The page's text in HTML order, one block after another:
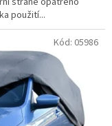
použití...
Kód: 05986